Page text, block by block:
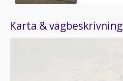
Karta & vägbeskrivning